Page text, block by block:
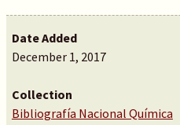
Date Added
December 1, 2017
Collection
Bibliografía Nacional Química